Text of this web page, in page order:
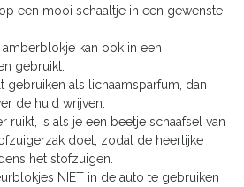
een mooi schaaltje in een gewenste
amberblokje kan ook in een
gebruikt.
gebruiken als lichaamsparfum, dan
de huid wrijven.
ruikt, is als je een beetje schaafsel van
doet, zodat de heerlijke
het stofzuigen.
NIET in de auto te gebruiken